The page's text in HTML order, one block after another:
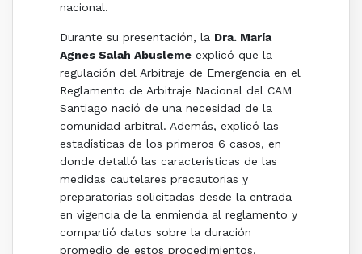
nacional.
Durante su presentación, la Dra. María
Agnes Salah Abuslemeexplicó que la
regulación del Arbitraje de Emergencia en el
Reglamento de Arbitraje Nacional del CAM
Santiago nació de una necesidad de la
comunidad arbitral. Además, explicó las
estadísticas de los primeros 6 casos, en
donde detalló las características de las
medidas cautelares precautorias y
preparatorias solicitadas desde la entrada
en vigencia de la enmienda al reglamento y
compartió datos sobre la duración
promedio de estos procedimientos,